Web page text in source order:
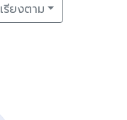
เรียงตาม